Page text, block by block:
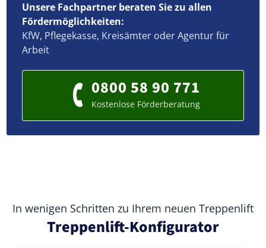
Unsere Fachpartner beraten Sie zu allen
Fördermöglichkeiten:
KfW, Pflegekasse, Kreisämter oder Agentur für
Arbeit
0800 58 90 771
Kostenlose Förderberatung
In wenigen Schritten zu Ihrem neuen Treppenlift
Treppenlift-Konfigurator